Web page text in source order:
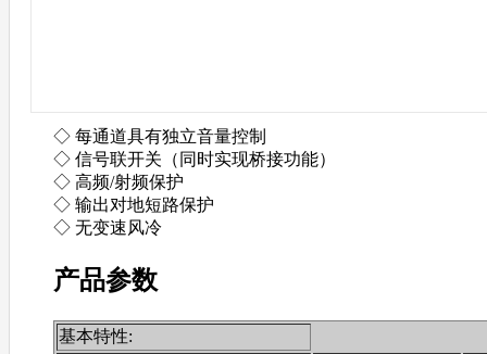
◇ 每通道具有独立音量控制
◇ 信号联开关（同时实现桥接功能）
◇ 高频/射频保护
◇ 输出对地短路保护
◇ 无变速风冷
产品参数
基本特性: